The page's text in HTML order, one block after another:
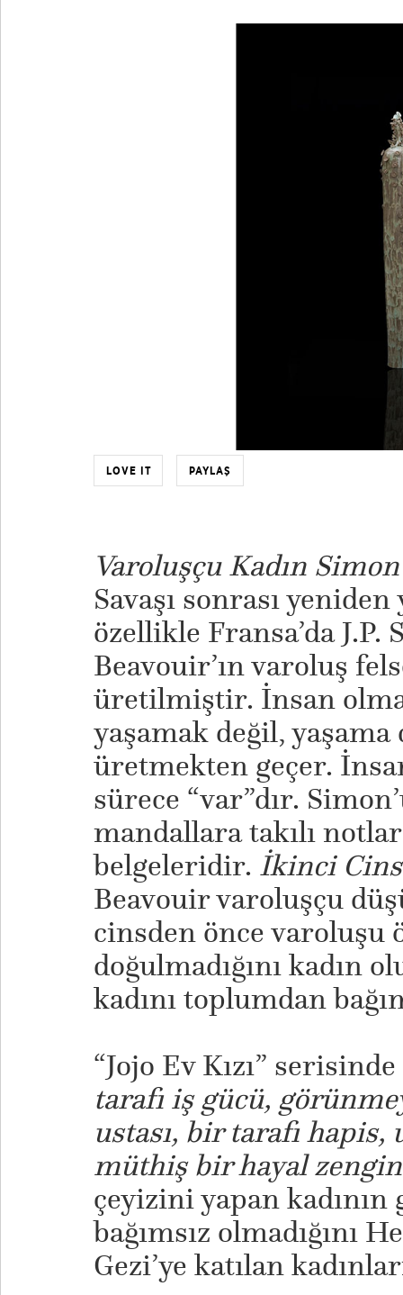
LOVE IT PAYLAŞ
Varoluşçu Kadın Simon
Savaşı sonrası
özellikle Fransa’da J.P.
Beavouir’ın varoluş
üretilmiştir. İnsan
yaşamak değil,
üretmekten geçer.
sürece “var”dır.
mandallara takılı
belgeleridir. İkinci
Beavouir varoluşçu
cinsden önce varoluşu
doğulmadığını kadın
kadını toplumdan
​“Jojo Ev Kızı” serisinde
tarafı iş gücü,
ustası, bir tarafı
müthiş bir hayal
çeyizini yapan
bağımsız olmadığını
Gezi’ye katılan